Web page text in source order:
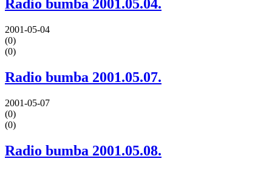
Radio bumba 2001.05.04.
2001-05-04
(0)
(0)
Radio bumba 2001.05.07.
2001-05-07
(0)
(0)
Radio bumba 2001.05.08.